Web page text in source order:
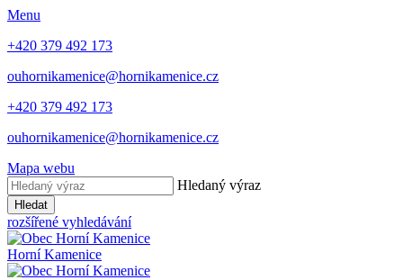
Menu
+420 379 492 173
ouhornikamenice@hornikamenice.cz
+420 379 492 173
ouhornikamenice@hornikamenice.cz
Mapa webu
Hledaný výraz
Hledat
rozšířené vyhledávání
Horní Kamenice